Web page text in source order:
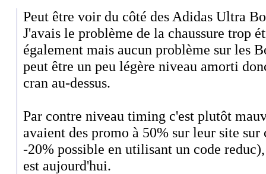
Peut être voir du côté des Adidas Ultra
J'avais le problème de la chaussure trop
également mais aucun problème sur les
peut être un peu légère niveau amorti
cran au-dessus.
Par contre niveau timing c'est plutôt
avaient des promo à 50% sur leur site
-20% possible en utilisant un code
est aujourd'hui.